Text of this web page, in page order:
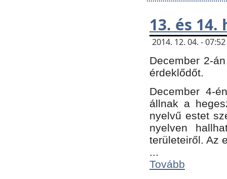
13. és
2014. 12. 04. -
December 2-
érdeklődőt.
December 4-
állnak a
nyelvű estet
nyelven
területeiről. Az
...
Tovább